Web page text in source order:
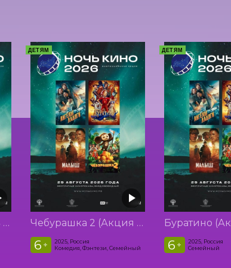
Малыш (Акция Ночь Кино 2026)
ДЕТЯМ
Чебурашка 2 (Акция Ночь Кино 2026)
6 +
2025, Россия
Комедия, Фэнтези, Семейный
ДЕТЯМ
6 +
2025, Россия
Семейный